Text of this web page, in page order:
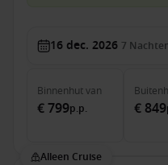
16 dec. 2026 7
Binnenhutvan
€ 799p.p. € 849
Alleen Cruise